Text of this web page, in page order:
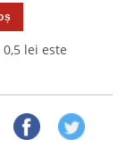
lei este